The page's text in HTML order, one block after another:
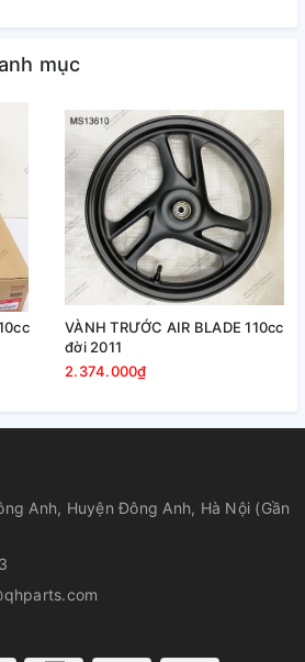
mục
VÀNH TRƯỚC AIR BLADE 110cc
đời 2011
2.374.000₫
Anh, Huyện Đông Anh, Hà Nội (Gần